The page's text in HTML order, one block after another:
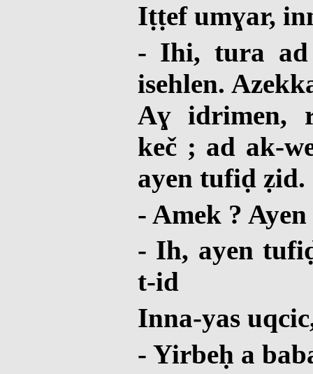
Iṭṭef umɣar,
- Ihi, tura ad
isehlen.
Aɣ idrimen,
keč ; ad ak-
ayen tufiḍ ẓid.
- Amek ?
- Ih, ayen
t-id
Inna-yas
- Yirbeḥ a